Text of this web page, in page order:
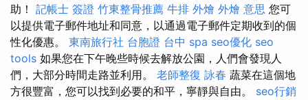
助！ 記帳士 簽證 竹東整骨推薦 牛排 外燴 外燴 意思 您可
以提供電子郵件地址和同意，以通過電子郵件定期收到的個
性化優惠。 東南旅行社 台胞證 台中 spa seo優化 seo
tools 如果您在下午晚些時候去解放公園，人們會發現人
們，大部分時間走路並利用。 老師整復 詠春 蔬菜在這個地
方很豐富，您可以找到必要的和平，寧靜與自由。 seo行銷